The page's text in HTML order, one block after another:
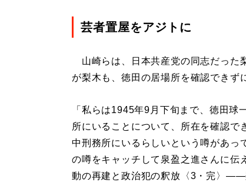
芸者置屋をアジトに
山崎らは、日本共産党の同志だった
が梨木も、徳田の居場所を確認できず
「私らは1945年9月下旬まで、徳田
所にいることについて、所在を確認
中刑務所にいるらしいという噂があっ
の噂をキャッチして泉盈之進さんに伝
動の再建と政治犯の釈放〈3・完〉